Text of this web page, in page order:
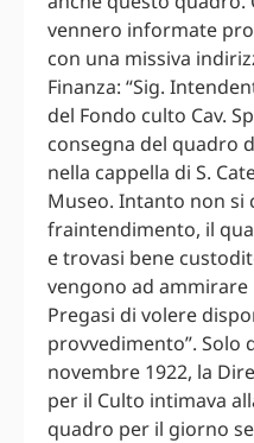
vennero informate
con una missiva
Finanza: “Sig.
del Fondo culto Cav.
consegna del quadro
nella cappella di S.
Museo. Intanto non si
fraintendimento, il
e trovasi bene
vengono ad ammirare
Pregasi di volere
provvedimento”. Solo
novembre 1922, la
per il Culto intimava
quadro per il giorno